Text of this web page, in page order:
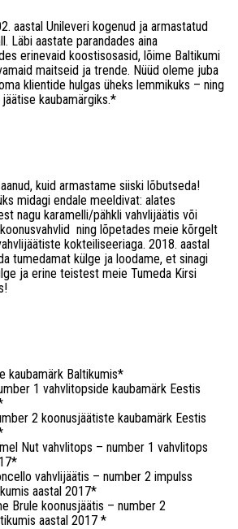
aastal Unileveri kogenud ja armastatud
Läbi aastate parandades aina
erinevaid koostisosasid, lõime Baltikumi
maitseid ja trende. Nüüd oleme juba
klientide hulgas üheks lemmikuks – ning
kaubamärgiks.*
kuid armastame siiski lõbutseda!
midagi endale meeldivat: alates
nagu karamelli/pähkli vahvlijäätis või
ning lõpetades meie kõrgelt
kokteiliseeriaga. 2018. aastal
tumedamat külge ja loodame, et sinagi
ja erine teistest meie Tumeda Kirsi
kaubamärk Baltikumis*
1 vahvlitopside kaubamärk Eestis
2 koonusjäätiste kaubamärk Eestis
Nut vahvlitops – number 1 vahvlitops
vahvlijäätis – number 2 impulss
aastal 2017*
Brule koonusjäätis – number 2
aastal 2017 *